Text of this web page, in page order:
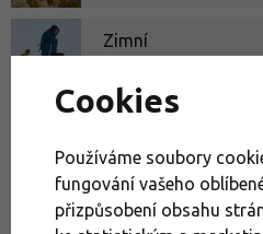
Zimní
Zavolejte našemu
+420 379 200 777
Cookies
Používáme soubory
fungování vašeho
přizpůsobení obsahu